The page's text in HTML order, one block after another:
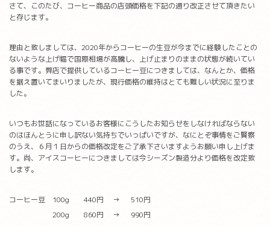
さて、このたび、コーヒー商品の店頭価格を下記の通り改正させて頂きたい
と存じます。
理由と致しましては、2020年からコーヒーの生豆が今までに経験したことの
ないような上げ幅で国際相場が高騰し、上げ止まりのままの状態が続いてい
る事です。弊店で提供しているコーヒー豆につきましては、なんとか、価格
を据え置いてまいりましたが、現行価格の維持はとても難しい状況に至りま
した。
いつもお世話になっているお客様にこうしたお知らせをしなければならない
のはほんとうに申し訳ない気持ちでいっぱいですが、なにとぞ事情をご賢察
のうえ、６月１日からの価格改定をご了承下さいますようお願い申し上げま
す。尚、アイスコーヒーにつきましては今シーズン製造分より価格を改定致
します。
コーヒー豆 100g 440円 → 510円
200g 860円 → 990円